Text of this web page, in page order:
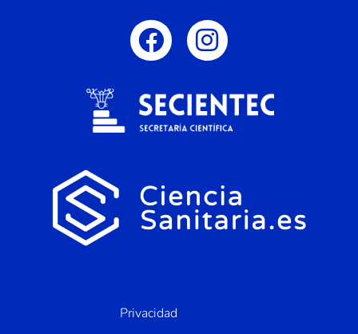
Privacidad